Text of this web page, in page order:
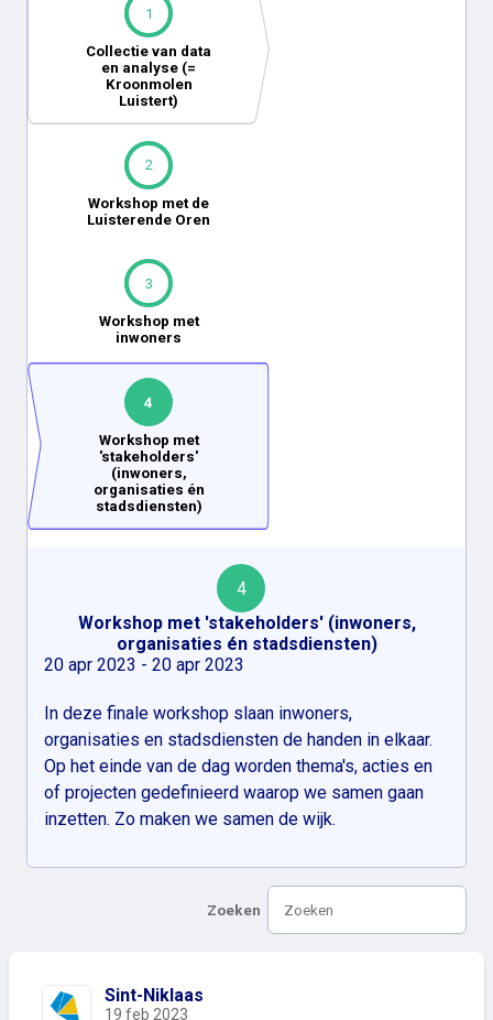
1
Collectie van data
en analyse (=
Kroonmolen
Luistert)
2
Workshop met de
Luisterende Oren
3
Workshop met
inwoners
4
Workshop met
'stakeholders'
(inwoners,
organisaties én
stadsdiensten)
4
Workshop met 'stakeholders' (inwoners,
organisaties én stadsdiensten)
20 apr 2023 - 20 apr 2023
In deze finale workshop slaan inwoners,
organisaties en stadsdiensten de handen in elkaar.
Op het einde van de dag worden thema's, acties en
of projecten gedefinieerd waarop we samen gaan
inzetten. Zo maken we samen de wijk.
Zoeken
Sint-Niklaas
19 feb 2023